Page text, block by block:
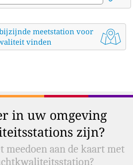
meetstation voor
vinden
in uw omgeving
zijn?
meedoen aan de kaart met